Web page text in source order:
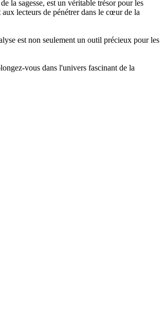
la sagesse, est un véritable trésor pour les
lecteurs de pénétrer dans le cœur de la
est non seulement un outil précieux pour les
vous dans l'univers fascinant de la